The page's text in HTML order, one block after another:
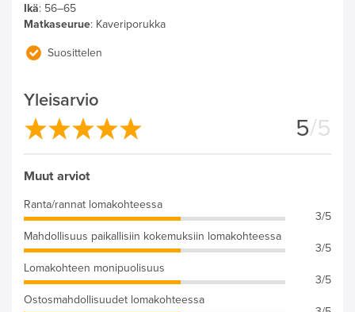
Ikä: 56–65
Matkaseurue: Kaveriporukka
Suosittelen
Yleisarvio
5/5
Muut arviot
Ranta/rannat lomakohteessa
3/5
Mahdollisuus paikallisiin kokemuksiin lomakohteessa
3/5
Lomakohteen monipuolisuus
3/5
Ostosmahdollisuudet lomakohteessa